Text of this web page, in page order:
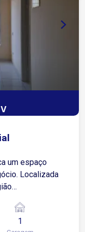
um espaço
O
você montar
1